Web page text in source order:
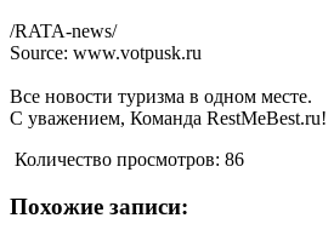
/RATA-news/
Source: www.votpusk.ru
Все новости туризма в одном месте.
С уважением, Команда RestMeBest.ru!
Количество просмотров: 86
Похожие записи: